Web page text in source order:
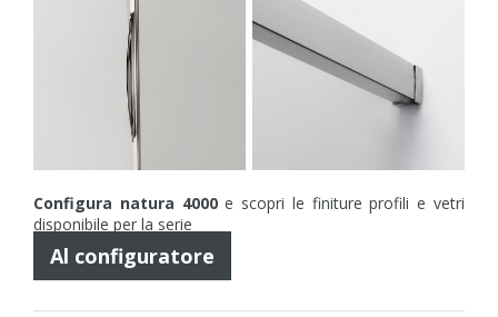
Configura natura 4000e scopri le finiture profili e vetri
disponibile per la serie
Al configuratore